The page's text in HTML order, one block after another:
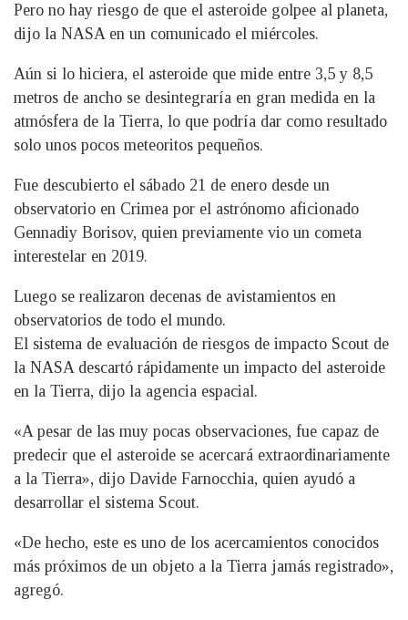
Pero no hay riesgo de que el asteroide golpee al planeta,
dijo la NASA en un comunicado el miércoles.
Aún si lo hiciera, el asteroide que mide entre 3,5 y 8,5
metros de ancho se desintegraría en gran medida en la
atmósfera de la Tierra, lo que podría dar como resultado
solo unos pocos meteoritos pequeños.
Fue descubierto el sábado 21 de enero desde un
observatorio en Crimea por el astrónomo aficionado
Gennadiy Borisov, quien previamente vio un cometa
interestelar en 2019.
Luego se realizaron decenas de avistamientos en
observatorios de todo el mundo.
El sistema de evaluación de riesgos de impacto Scout de
la NASA descartó rápidamente un impacto del asteroide
en la Tierra, dijo la agencia espacial.
«A pesar de las muy pocas observaciones, fue capaz de
predecir que el asteroide se acercará extraordinariamente
a la Tierra», dijo Davide Farnocchia, quien ayudó a
desarrollar el sistema Scout.
«De hecho, este es uno de los acercamientos conocidos
más próximos de un objeto a la Tierra jamás registrado»,
agregó.